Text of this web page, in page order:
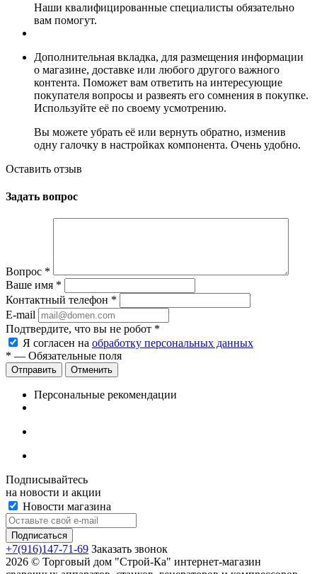
Наши квалифицированные специалисты обязательно
вам помогут.
Дополнительная вкладка, для размещения информации
о магазине, доставке или любого другого важного
контента. Поможет вам ответить на интересующие
покупателя вопросы и развеять его сомнения в покупке.
Используйте её по своему усмотрению.
Вы можете убрать её или вернуть обратно, изменив
одну галочку в настройках компонента. Очень удобно.
Оставить отзыв
Задать вопрос
Вопрос *
Ваше имя *
Контактный телефон *
E-mail
Подтвердите, что вы не робот *
Я согласен на обработку персональных данных
* — Обязательные поля
Отменить
Персональные рекомендации
Подписывайтесь
на новости и акции
Новости магазина
+7(916)147-71-69 Заказать звонок
2026 © Торговый дом "Строй-Ка" интернет-магазин